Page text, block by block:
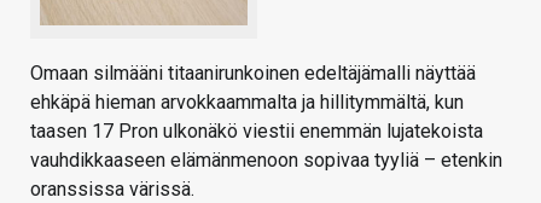
Omaan silmääni titaanirunkoinen edeltäjämalli näyttää
ehkäpä hieman arvokkaammalta ja hillitymmältä, kun
taasen 17 Pron ulkonäkö viestii enemmän lujatekoista
vauhdikkaaseen elämänmenoon sopivaa tyyliä – etenkin
oranssissa värissä.